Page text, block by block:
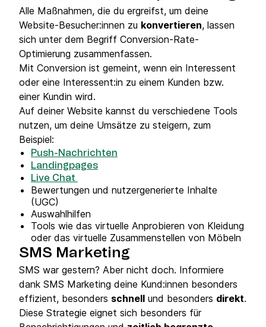
Alle Maßnahmen, die du ergreifst, um deine
Website-Besucher:innen zu konvertieren, lassen
sich unter dem Begriff Conversion-Rate-
Optimierung zusammenfassen.
Mit Conversion ist gemeint, wenn ein Interessent
oder eine Interessent:in zu einem Kunden bzw.
einer Kundin wird.
Auf deiner Website kannst du verschiedene Tools
nutzen, um deine Umsätze zu steigern, zum
Beispiel:
Push-Nachrichten
Landingpages
Live Chat
Bewertungen und nutzergenerierte Inhalte
(UGC)
Auswahlhilfen
Tools wie das virtuelle Anprobieren von Kleidung
oder das virtuelle Zusammenstellen von Möbeln
SMS Marketing
SMS war gestern? Aber nicht doch. Informiere
dank SMS Marketing deine Kund:innen besonders
effizient, besonders schnell und besonders direkt.
Diese Strategie eignet sich besonders für